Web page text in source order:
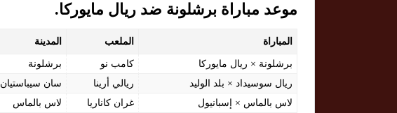
موعد مباراة برشلونة ضد ريال مايوركا.
المباراة الملعب المدينة
برشلونة × ريال مايوركا كامب نو برشلونة
ريال سوسيداد × بلد الوليد
ريالي أرينا سان سيباستيان
لاس بالماس × إسبانيول
غران كاناريا لاس بالماس